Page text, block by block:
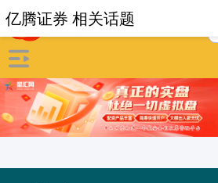
亿腾证券 相关话题